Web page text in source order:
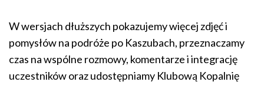
W wersjach dłuższych pokazujemy więcej zdjęć i
pomysłów na podróże po Kaszubach, przeznaczamy
czas na wspólne rozmowy, komentarze i integrację
uczestników oraz udostępniamy Klubową Kopalnię